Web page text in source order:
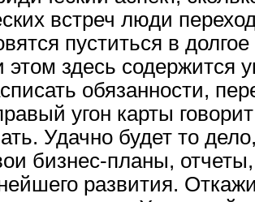
встреч люди
пуститься в
здесь содержится
обязанности,
угон карты
Удачно будет то
бизнес-планы,
развития.